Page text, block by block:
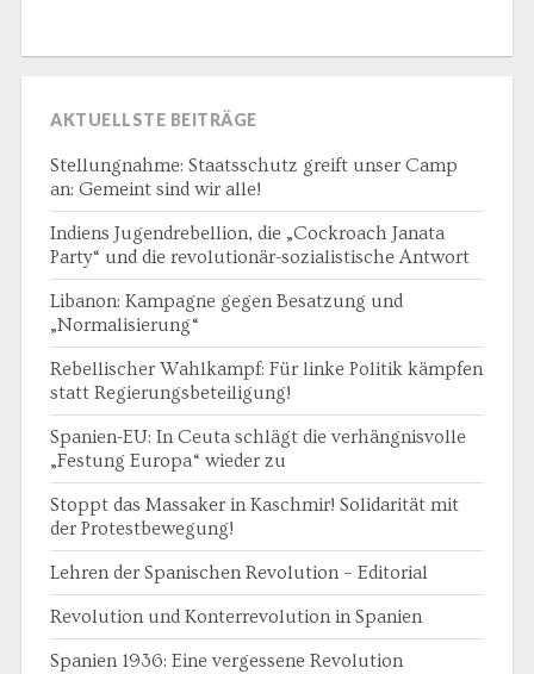
AKTUELLSTE BEITRÄGE
Stellungnahme: Staatsschutz greift unser Camp
an: Gemeint sind wir alle!
Indiens Jugendrebellion, die „Cockroach Janata
Party“ und die revolutionär-sozialistische Antwort
Libanon: Kampagne gegen Besatzung und
„Normalisierung“
Rebellischer Wahlkampf: Für linke Politik kämpfen
statt Regierungsbeteiligung!
Spanien-EU: In Ceuta schlägt die verhängnisvolle
„Festung Europa“ wieder zu
Stoppt das Massaker in Kaschmir! Solidarität mit
der Protestbewegung!
Lehren der Spanischen Revolution – Editorial
Revolution und Konterrevolution in Spanien
Spanien 1936: Eine vergessene Revolution